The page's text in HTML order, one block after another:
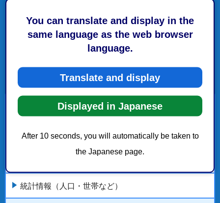
You can translate and display in the
same language as the web browser
language.
Translate and display
Displayed in Japanese
After 10 seconds, you will automatically be taken to
the Japanese page.
静岡市の概要
市のあらまし
統計情報（人口・世帯など）